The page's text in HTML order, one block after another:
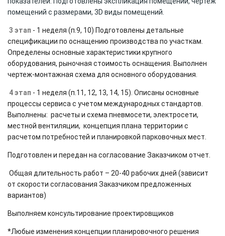
помещений с размерами, 3D виды помещений.
3 этап - 1 неделя (п.9, 10) Подготовлены детальные
спецификации по оснащению производства по участкам.
Определены основные характеристики крупного
оборудования, рыночная стоимость оснащения. Выполнен
чертеж-монтажная схема для основного оборудования.
4 этап - 1 неделя (п.11, 12, 13, 14, 15). Описаны основные
процессы сервиса с учетом международных стандартов.
Выполнены: расчеты и схема пневмосети, электросети,
местной вентиляции, концепция плана территории с
расчетом потребностей и планировкой парковочных мест.
Подготовлен и передан на согласование Заказчиком отчет.
Общая длительность работ – 20-40 рабочих дней (зависит
от скорости согласования Заказчиком предложенных
вариантов)
Выполняем консультирование проектировщиков
*Любые изменения концепции планировочного решения